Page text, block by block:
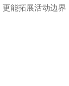
能拓展活动边